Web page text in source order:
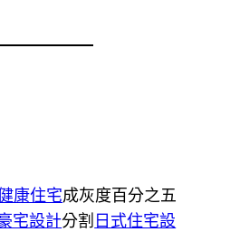
康住宅成灰度百分之五
宅設計分割 日式住宅設